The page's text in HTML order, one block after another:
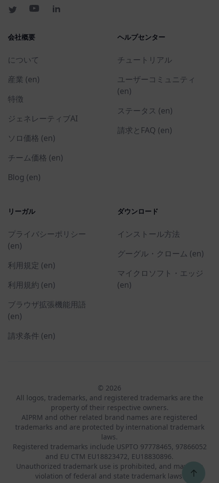
会社概要
について
産業 (en)
特徴
ジェネレーティブAI
ソロ価格 (en)
チーム価格 (en)
Blog (en)
ヘルプセンター
チュートリアル
ユーザーコミュニティ
(en)
ステータス (en)
請求とFAQ (en)
リーガル
プライバシーポリシー
(en)
利用規定 (en)
利用規約 (en)
ブラウザ拡張機能用語
(en)
請求条件 (en)
ダウンロード
インストール方法
グーグル・クローム (en)
マイクロソフト・エッジ
(en)
© 2026
All logos, trademarks, and registered trademarks are the
property of their respective owners.
AIPRM and other related brand names are registered
trademarks and are protected by international trademark
laws.
Registered trademarks include USPTO 97778465, 97866052
and EU CTM EU18823472, EU18830896.
Unauthorized trademark use is prohibited, and may be a
violation of federal and state trademark laws.
↑